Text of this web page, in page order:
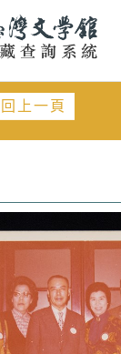
回上一頁